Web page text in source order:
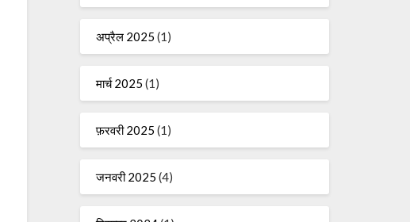
अप्रैल 2025 (1)
मार्च 2025 (1)
फ़रवरी 2025 (1)
जनवरी 2025 (4)